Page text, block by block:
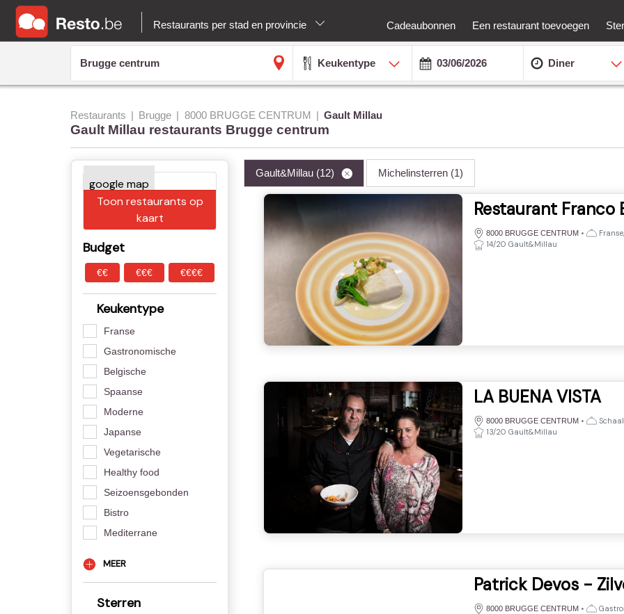
Restaurants per stad en provincie Cadeaubonnen Een restaurant toevoegen
Keukentype Diner
Restaurants Brugge 8000 BRUGGE CENTRUM Gault Millau
Gault Millau restaurants Brugge centrum
Toon restaurants op
kaart
Budget
€€ €€€ €€€€
Keukentype
Franse
Gastronomische
Belgische
Spaanse
Moderne
Japanse
Vegetarische
Healthy food
Seizoensgebonden
Bistro
Mediterrane
MEER
Sterren
Gault&Millau (12) Michelinsterren (1)
Restaurant Franco
8000 BRUGGE CENTRUM •
14/20 Gault&Millau
LA BUENA VISTA
8000 BRUGGE CENTRUM •
13/20 Gault&Millau
Patrick Devos -
8000 BRUGGE CENTRUM •